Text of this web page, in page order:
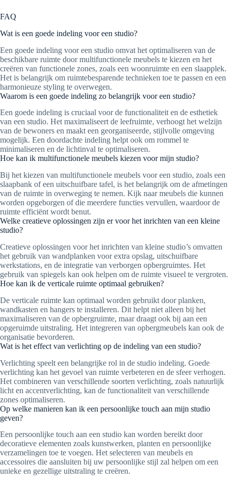
FAQ
Wat is een goede indeling voor een studio?
Een goede indeling voor een studio omvat het optimaliseren van de
beschikbare ruimte door multifunctionele meubels te kiezen en het
creëren van functionele zones, zoals een woonruimte en een slaapplek.
Het is belangrijk om ruimtebesparende technieken toe te passen en een
harmonieuze styling te overwegen.
Waarom is een goede indeling zo belangrijk voor een studio?
Een goede indeling is cruciaal voor de functionaliteit en de esthetiek
van een studio. Het maximaliseert de leefruimte, verhoogt het welzijn
van de bewoners en maakt een georganiseerde, stijlvolle omgeving
mogelijk. Een doordachte indeling helpt ook om rommel te
minimaliseren en de lichtinval te optimaliseren.
Hoe kan ik multifunctionele meubels kiezen voor mijn studio?
Bij het kiezen van multifunctionele meubels voor een studio, zoals een
slaapbank of een uitschuifbare tafel, is het belangrijk om de afmetingen
van de ruimte in overweging te nemen. Kijk naar meubels die kunnen
worden opgeborgen of die meerdere functies vervullen, waardoor de
ruimte efficiënt wordt benut.
Welke creatieve oplossingen zijn er voor het inrichten van een kleine
studio?
Creatieve oplossingen voor het inrichten van kleine studio’s omvatten
het gebruik van wandplanken voor extra opslag, uitschuifbare
werkstations, en de integratie van verborgen opbergruimtes. Het
gebruik van spiegels kan ook helpen om de ruimte visueel te vergroten.
Hoe kan ik de verticale ruimte optimaal gebruiken?
De verticale ruimte kan optimaal worden gebruikt door planken,
wandkasten en hangers te installeren. Dit helpt niet alleen bij het
maximaliseren van de opbergruimte, maar draagt ook bij aan een
opgeruimde uitstraling. Het integreren van opbergmeubels kan ook de
organisatie bevorderen.
Wat is het effect van verlichting op de indeling van een studio?
Verlichting speelt een belangrijke rol in de studio indeling. Goede
verlichting kan het gevoel van ruimte verbeteren en de sfeer verhogen.
Het combineren van verschillende soorten verlichting, zoals natuurlijk
licht en accentverlichting, kan de functionaliteit van verschillende
zones optimaliseren.
Op welke manieren kan ik een persoonlijke touch aan mijn studio
geven?
Een persoonlijke touch aan een studio kan worden bereikt door
decoratieve elementen zoals kunstwerken, planten en persoonlijke
verzamelingen toe te voegen. Het selecteren van meubels en
accessoires die aansluiten bij uw persoonlijke stijl zal helpen om een
unieke en gezellige uitstraling te creëren.